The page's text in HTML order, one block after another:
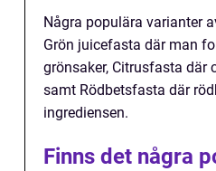
Några populära varianter
Grön juicefasta där man
grönsaker, Citrusfasta där
samt Rödbetsfasta där
ingrediensen.
Finns det några